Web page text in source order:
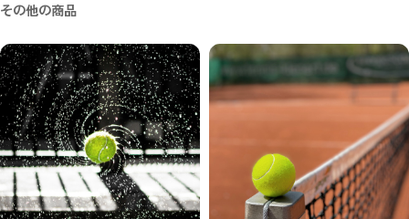
その他の商品